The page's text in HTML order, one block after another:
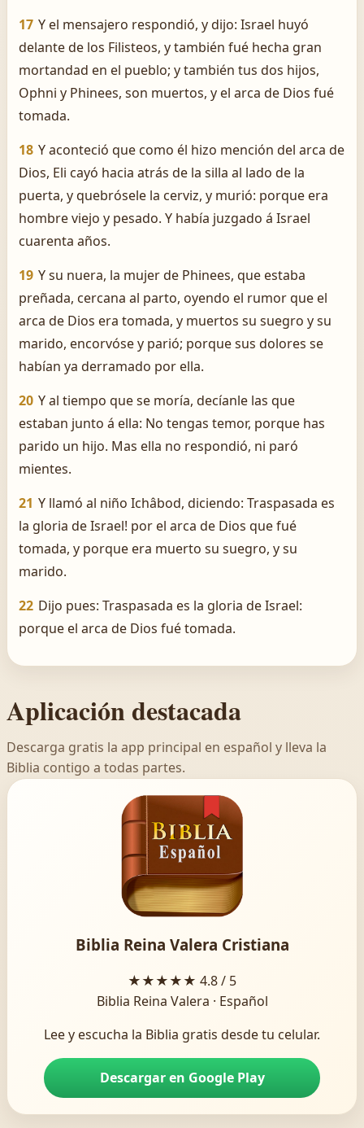
17 Y el mensajero respondió, y dijo: Israel huyó
delante de los Filisteos, y también fué hecha gran
mortandad en el pueblo; y también tus dos hijos,
Ophni y Phinees, son muertos, y el arca de Dios fué
tomada.
18 Y aconteció que como él hizo mención del arca de
Dios, Eli cayó hacia atrás de la silla al lado de la
puerta, y quebrósele la cerviz, y murió: porque era
hombre viejo y pesado. Y había juzgado á Israel
cuarenta años.
19 Y su nuera, la mujer de Phinees, que estaba
preñada, cercana al parto, oyendo el rumor que el
arca de Dios era tomada, y muertos su suegro y su
marido, encorvóse y parió; porque sus dolores se
habían ya derramado por ella.
20 Y al tiempo que se moría, decíanle las que
estaban junto á ella: No tengas temor, porque has
parido un hijo. Mas ella no respondió, ni paró
mientes.
21 Y llamó al niño Ichâbod, diciendo: ­Traspasada es
la gloria de Israel! por el arca de Dios que fué
tomada, y porque era muerto su suegro, y su
marido.
22 Dijo pues: Traspasada es la gloria de Israel:
porque el arca de Dios fué tomada.
Aplicación destacada
Descarga gratis la app principal en español y lleva la
Biblia contigo a todas partes.
Biblia Reina Valera Cristiana
★★★★★ 4.8 / 5
Biblia Reina Valera · Español
Lee y escucha la Biblia gratis desde tu celular.
Descargar en Google Play